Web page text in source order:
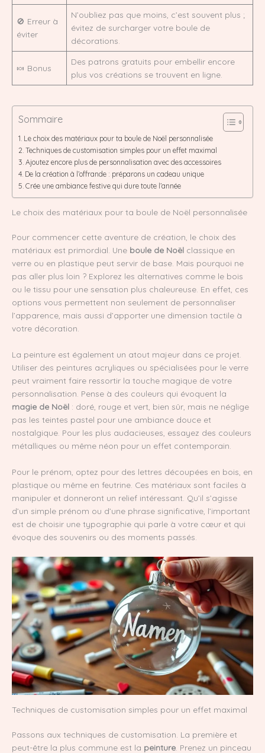
🚫 Erreur à
éviter
N’oubliez pas que moins, c’est souvent plus ;
évitez de surcharger votre boule de
décorations.
🍬 Bonus
Des patrons gratuits pour embellir encore
plus vos créations se trouvent en ligne.
Sommaire
Le choix des matériaux pour ta boule de Noël personnalisée
Techniques de customisation simples pour un effet maximal
Ajoutez encore plus de personnalisation avec des accessoires
De la création à l’offrande : préparons un cadeau unique
Crée une ambiance festive qui dure toute l’année
Le choix des matériaux pour ta boule de Noël personnalisée
Pour commencer cette aventure de création, le choix des
matériaux est primordial. Une boule de Noël classique en
verre ou en plastique peut servir de base. Mais pourquoi ne
pas aller plus loin ? Explorez les alternatives comme le bois
ou le tissu pour une sensation plus chaleureuse. En effet, ces
options vous permettent non seulement de personnaliser
l’apparence, mais aussi d’apporter une dimension tactile à
votre décoration.
La peinture est également un atout majeur dans ce projet.
Utiliser des peintures acryliques ou spécialisées pour le verre
peut vraiment faire ressortir la touche magique de votre
personnalisation. Pense à des couleurs qui évoquent la
magie de Noël : doré, rouge et vert, bien sûr, mais ne néglige
pas les teintes pastel pour une ambiance douce et
nostalgique. Pour les plus audacieuses, essayez des couleurs
métalliques ou même néon pour un effet contemporain.
Pour le prénom, optez pour des lettres découpées en bois, en
plastique ou même en feutrine. Ces matériaux sont faciles à
manipuler et donneront un relief intéressant. Qu’il s’agisse
d’un simple prénom ou d’une phrase significative, l’important
est de choisir une typographie qui parle à votre cœur et qui
évoque des souvenirs ou des moments passés.
Techniques de customisation simples pour un effet maximal
Passons aux techniques de customisation. La première et
peut-être la plus commune est la peinture . Prenez un pinceau